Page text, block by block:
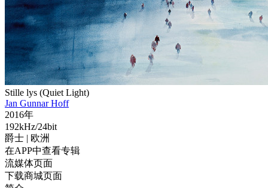
Stille lys (Quiet Light)
Jan Gunnar Hoff
2016年
192kHz/24bit
爵士 | 欧洲
在APP中查看专辑
流媒体页面
下载商城页面